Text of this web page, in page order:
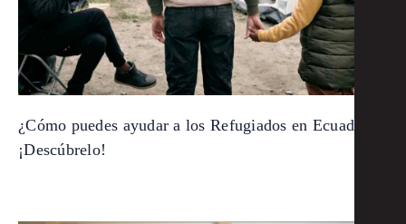
¿Cómo puedes ayudar a los Refugiados en Ecuador?
¡Descúbrelo!